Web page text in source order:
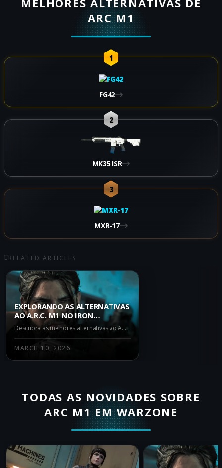
MELHORES ALTERNATIVAS DE
ARC M1
1
FG42
2
MK35 ISR
3
MXR-17
RELATED ARTICLES
EXPLORANDO AS ALTERNATIVAS
AO A.R.C. M1 NO IRON
GAUNTLET DO WARZONE:
DOMINE O CAMPO DE BATALHA
Descubra as melhores alternativas ao A.R.C. M1 no modo Iron Gauntlet do Warzone. Aprenda sobre o M15 MOD 0, M8A1 e AK-27 e suas vantagens em combate. Domine o campo de batalha agora!
MARCH 10, 2026
TODAS AS NOVIDADES SOBRE
ARC M1 EM WARZONE